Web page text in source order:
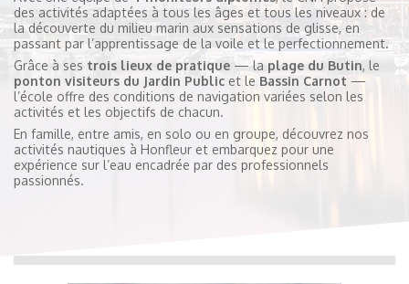
des activités adaptées à tous les âges et tous les niveaux : de
la découverte du milieu marin aux sensations de glisse, en
passant par l’apprentissage de la voile et le perfectionnement.
Grâce à ses trois lieux de pratique — la plage du Butin, le
ponton visiteurs du Jardin Public et le Bassin Carnot —
l’école offre des conditions de navigation variées selon les
activités et les objectifs de chacun.
En famille, entre amis, en solo ou en groupe, découvrez nos
activités nautiques à Honfleur et embarquez pour une
expérience sur l’eau encadrée par des professionnels
passionnés.